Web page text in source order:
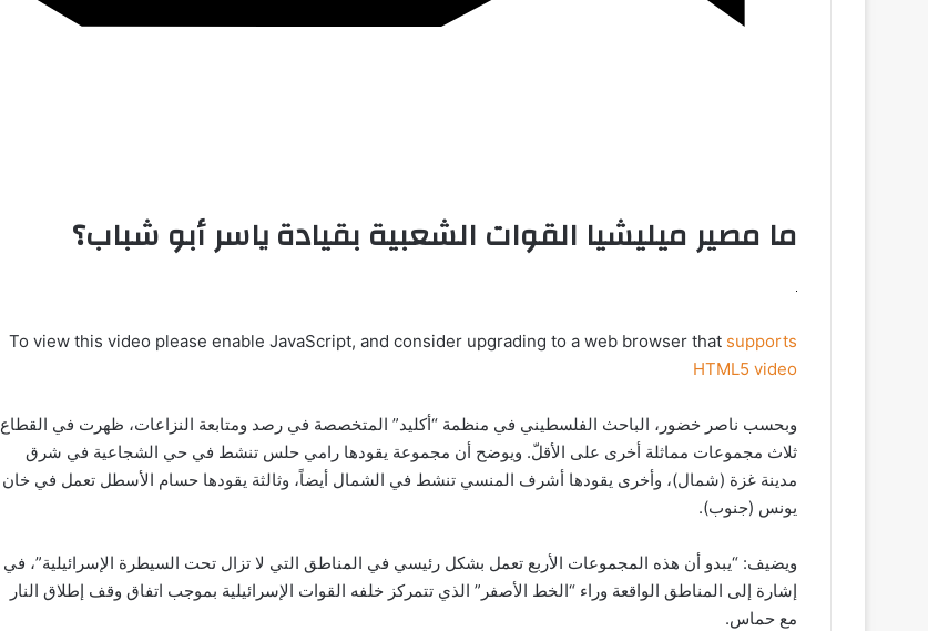
ما مصير ميليشيا القوات الشعبية بقيادة ياسر أبو شباب؟
To view this video please enable JavaScript, and consider upgrading to a web browser that supports
HTML5 video
وبحسب ناصر خضور، الباحث الفلسطيني في منظمة “أكليد” المتخصصة في رصد ومتابعة النزاعات، ظهرت في القطاع
ثلاث مجموعات مماثلة أخرى على الأقلّ. ويوضح أن مجموعة يقودها رامي حلس تنشط في حي الشجاعية في شرق
مدينة غزة (شمال)، وأخرى يقودها أشرف المنسي تنشط في الشمال أيضاً، وثالثة يقودها حسام الأسطل تعمل في خان
يونس (جنوب).
ويضيف: “يبدو أن هذه المجموعات الأربع تعمل بشكل رئيسي في المناطق التي لا تزال تحت السيطرة الإسرائيلية”، في
إشارة إلى المناطق الواقعة وراء “الخط الأصفر” الذي تتمركز خلفه القوات الإسرائيلية بموجب اتفاق وقف إطلاق النار
مع حماس.